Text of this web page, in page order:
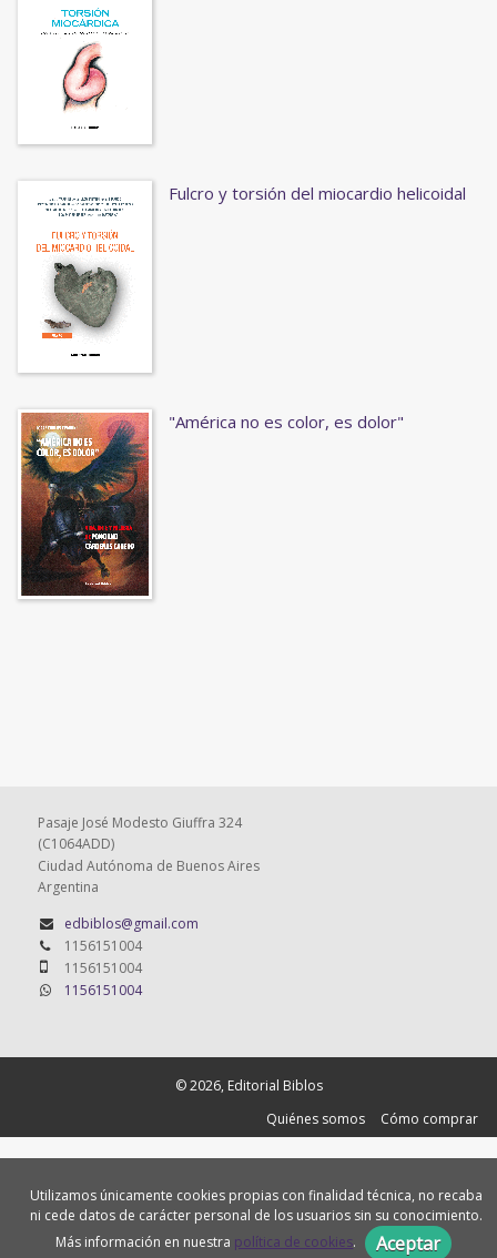
Fulcro y torsión del miocardio helicoidal
"América no es color, es dolor"
Pasaje José Modesto Giuffra 324
(C1064ADD)
Ciudad Autónoma de Buenos Aires
Argentina
edbiblos@gmail.com
1156151004
1156151004
1156151004
© 2026, Editorial Biblos
Quiénes somos
Cómo comprar
Utilizamos únicamente cookies propias con finalidad técnica, no recaba
ni cede datos de carácter personal de los usuarios sin su conocimiento.
Más información en nuestra política de cookies. Aceptar